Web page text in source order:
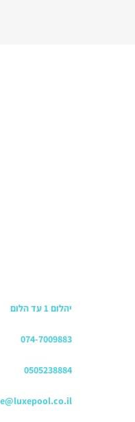
יהלום 1 עד הלום
074-7009883
0505238884